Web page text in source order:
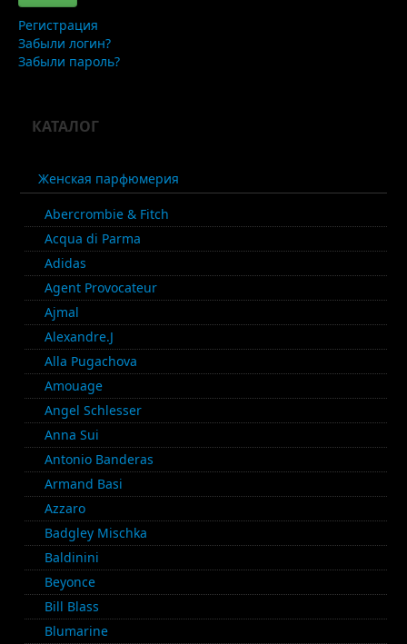
Регистрация
Забыли логин?
Забыли пароль?
КАТАЛОГ
Женская парфюмерия
Abercrombie & Fitch
Acqua di Parma
Adidas
Agent Provocateur
Ajmal
Alexandre.J
Alla Pugachova
Amouage
Angel Schlesser
Anna Sui
Antonio Banderas
Armand Basi
Azzaro
Badgley Mischka
Baldinini
Beyonce
Bill Blass
Blumarine